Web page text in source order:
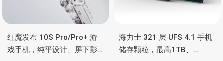
红魔发布 10S Pro/Pro+ 游
戏手机，纯平设计、屏下影
海力士 321 层 UFS 4.1 手机
储存颗粒，最高1TB、